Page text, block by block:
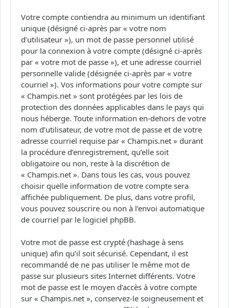
Votre compte contiendra au minimum un identifiant
unique (désigné ci-après par « votre nom
d’utilisateur »), un mot de passe personnel utilisé
pour la connexion à votre compte (désigné ci-après
par « votre mot de passe »), et une adresse courriel
personnelle valide (désignée ci-après par « votre
courriel »). Vos informations pour votre compte sur
« Champis.net » sont protégées par les lois de
protection des données applicables dans le pays qui
nous héberge. Toute information en-dehors de votre
nom d’utilisateur, de votre mot de passe et de votre
adresse courriel requise par « Champis.net » durant
la procédure d’enregistrement, qu’elle soit
obligatoire ou non, reste à la discrétion de
« Champis.net ». Dans tous les cas, vous pouvez
choisir quelle information de votre compte sera
affichée publiquement. De plus, dans votre profil,
vous pouvez souscrire ou non à l’envoi automatique
de courriel par le logiciel phpBB.
Votre mot de passe est crypté (hashage à sens
unique) afin qu’il soit sécurisé. Cependant, il est
recommandé de ne pas utiliser le même mot de
passe sur plusieurs sites Internet différents. Votre
mot de passe est le moyen d’accès à votre compte
sur « Champis.net », conservez-le soigneusement et